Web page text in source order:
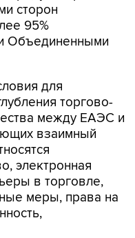
сторон
95%
Объединенными
для
торгово-
между ЕАЭС и
взаимный
электронная
в торговле,
меры, права на